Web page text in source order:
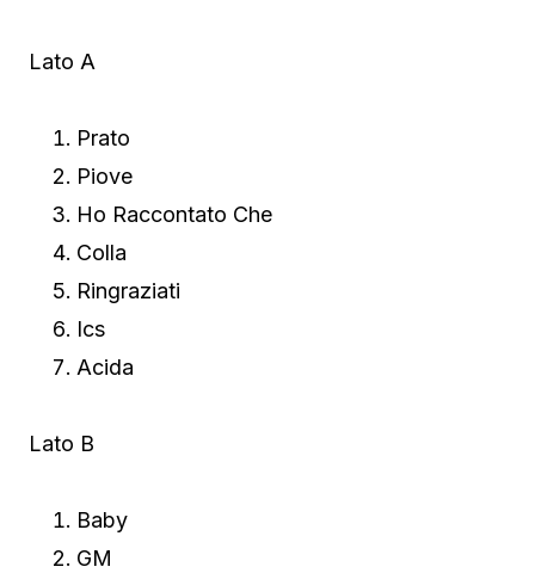
Lato A
Prato
Piove
Ho Raccontato Che
Colla
Ringraziati
Ics
Acida
Lato B
Baby
GM